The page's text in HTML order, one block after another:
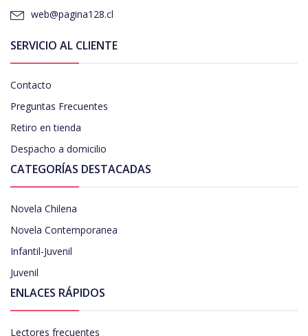
web@pagina128.cl
SERVICIO AL CLIENTE
Contacto
Preguntas Frecuentes
Retiro en tienda
Despacho a domicilio
CATEGORÍAS DESTACADAS
Novela Chilena
Novela Contemporanea
Infantil-Juvenil
Juvenil
ENLACES RÁPIDOS
Lectores frecuentes